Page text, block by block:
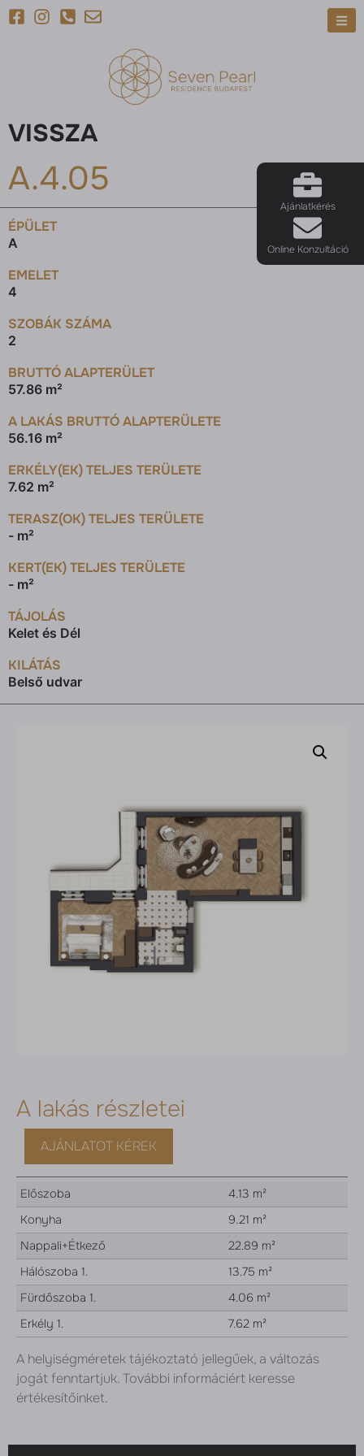
Ajánlatkérés
Online Konzultáció
VISSZA
A.4.05
ÉPÜLET
A
EMELET
4
SZOBÁK SZÁMA
2
BRUTTÓ ALAPTERÜLET
57.86 m²
A LAKÁS BRUTTÓ ALAPTERÜLETE
56.16 m²
ERKÉLY(EK) TELJES TERÜLETE
7.62 m²
TERASZ(OK) TELJES TERÜLETE
- m²
KERT(EK) TELJES TERÜLETE
- m²
TÁJOLÁS
Kelet és Dél
KILÁTÁS
Belső udvar
A lakás részletei
AJÁNLATOT KÉREK
Előszoba
4.13 m²
Konyha
9.21 m²
Nappali+Étkező
22.89 m²
Hálószoba 1.
13.75 m²
Fürdőszoba 1.
4.06 m²
Erkély 1.
7.62 m²
A helyiségméretek tájékoztató jellegűek, a változás
jogát fenntartjuk. További informáciért keresse
értékesítőinket.